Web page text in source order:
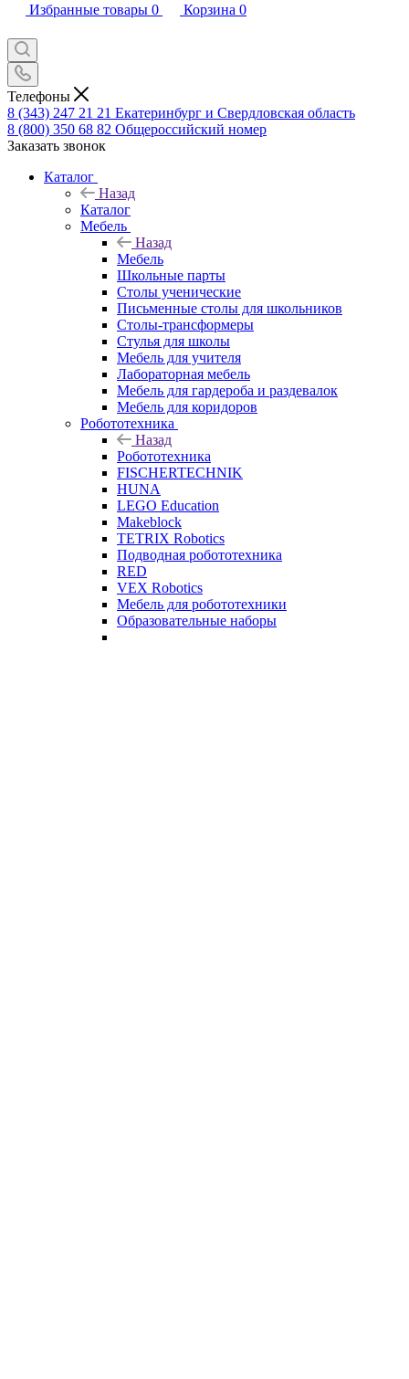
Избранные товары 0 Корзина 0
Телефоны
8 (343) 247 21 21 Екатеринбург и Свердловская область
8 (800) 350 68 82 Общероссийский номер
Заказать звонок
Каталог
Назад
Каталог
Мебель
Назад
Мебель
Школьные парты
Столы ученические
Письменные столы для школьников
Столы-трансформеры
Стулья для школы
Мебель для учителя
Лабораторная мебель
Мебель для гардероба и раздевалок
Мебель для коридоров
Робототехника
Назад
Робототехника
FISCHERTECHNIK
HUNA
LEGO Education
Makeblock
TETRIX Robotics
Подводная робототехника
RED
VEX Robotics
Мебель для робототехники
Образовательные наборы